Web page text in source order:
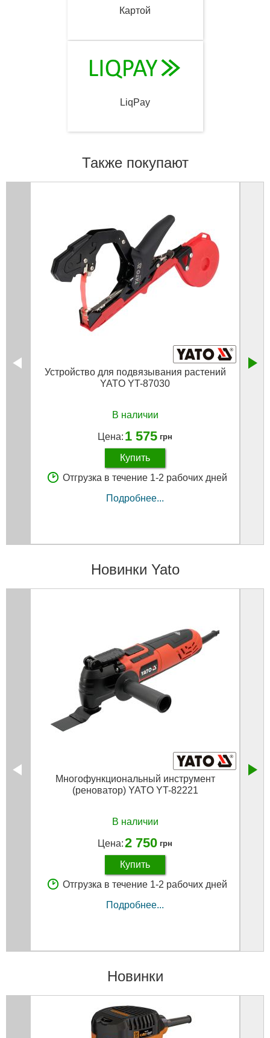
Картой
LiqPay
Также покупают
Устройство для подвязывания растений
YATO YT-87030
В наличии
Цена: 1 575 грн
Купить
Отгрузка в течение 1-2 рабочих дней
Подробнее...
Новинки Yato
Многофункциональный инструмент
(реноватор) YATO YT-82221
В наличии
Цена:2 750 грн
Купить
Отгрузка в течение 1-2 рабочих дней
Подробнее...
Новинки